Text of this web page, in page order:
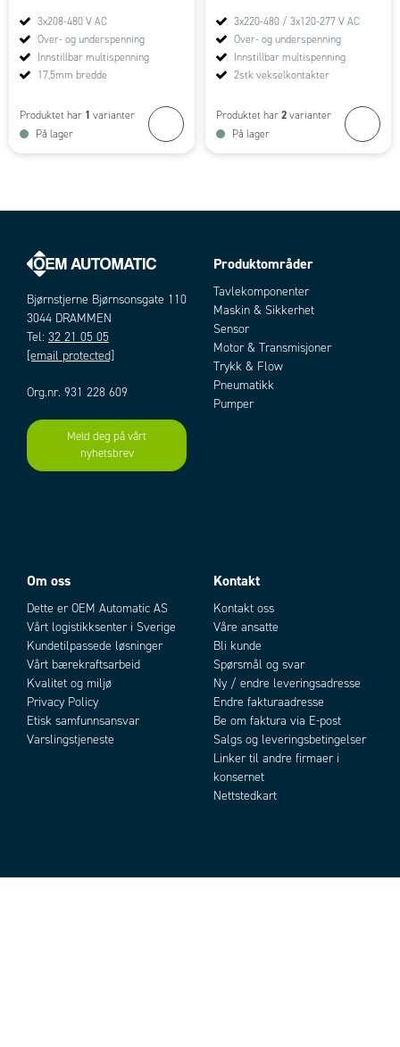
3x208-480 V AC
Over- og underspenning
Innstillbar multispenning
17,5mm bredde
Produktet har 1 varianter
På lager
3x220-480 / 3x120-277 V AC
Over- og underspenning
Innstillbar multispenning
2stk vekselkontakter
Produktet har 2 varianter
På lager
Bjørnstjerne Bjørnsonsgate 110
3044 DRAMMEN
Tel: 32 21 05 05
[email protected]
Org.nr. 931 228 609
Meld deg på vårt
nyhetsbrev
Produktområder
Tavlekomponenter
Maskin & Sikkerhet
Sensor
Motor & Transmisjoner
Trykk & Flow
Pneumatikk
Pumper
Om oss
Dette er OEM Automatic AS
Vårt logistikksenter i Sverige
Kundetilpassede løsninger
Vårt bærekraftsarbeid
Kvalitet og miljø
Privacy Policy
Etisk samfunnsansvar
Varslingstjeneste
Kontakt
Kontakt oss
Våre ansatte
Bli kunde
Spørsmål og svar
Ny / endre leveringsadresse
Endre fakturaadresse
Be om faktura via E-post
Salgs og leveringsbetingelser
Linker til andre firmaer i
konsernet
Nettstedkart